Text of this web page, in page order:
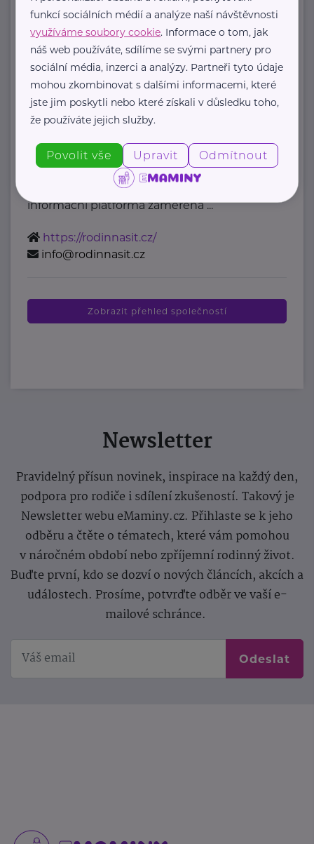
mzcr@mzcr.cz
Rodinná síť
Klimentská 1246/1 Praha 1
Průvodce světem náhradní rodinné
péče v ČR
Portál Rodinná síť je přední
informační platforma zaměřená ...
https://rodinnasit.cz/
info@rodinnasit.cz
Zobrazit přehled společností
Newsletter
Pravidelný přísun novinek, inspirace na každý den,
podpora pro rodiče i sdílení zkušeností. Takový je
Newsletter webu eMaminy.cz. Přihlaste se k jeho
odběru a čtěte o tématech, které vám pomohou
v náročném období nebo zpříjemní rodinný život.
Buďte první, kdo se dozví o nových článcích, akcích a
událostech. Prosíme, potvrďte odběr ve vaší e-
mailové schránce.
Odeslat
funkcí sociálních médií a analýze naší návštěvnosti
využíváme soubory cookie. Informace o tom, jak
náš web používáte, sdílíme se svými partnery pro
sociální média, inzerci a analýzy. Partneři tyto údaje
mohou zkombinovat s dalšími informacemi, které
jste jim poskytli nebo které získali v důsledku toho,
že používáte jejich služby.
Povolit vše Upravit Odmítnout